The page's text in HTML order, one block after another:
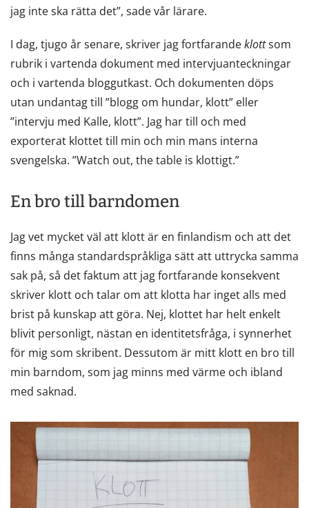
jag inte ska rätta det”, sade vår lärare.
I dag, tjugo år senare, skriver jag fortfarandeklottsom
rubrik i vartenda dokument med intervjuanteckningar
och i vartenda bloggutkast. Och dokumenten döps
utan undantag till ”blogg om hundar, klott” eller
”intervju med Kalle, klott”. Jag har till och med
exporterat klottet till min och min mans interna
svengelska. ”Watch out, the table is klottigt.”
En bro till barndomen
Jag vet mycket väl att klott är en finlandism och att det
finns många standardspråkliga sätt att uttrycka samma
sak på, så det faktum att jag fortfarande konsekvent
skriver klott och talar om att klotta har inget alls med
brist på kunskap att göra. Nej, klottet har helt enkelt
blivit personligt, nästan en identitetsfråga, i synnerhet
för mig som skribent. Dessutom är mitt klott en bro till
min barndom, som jag minns med värme och ibland
med saknad.